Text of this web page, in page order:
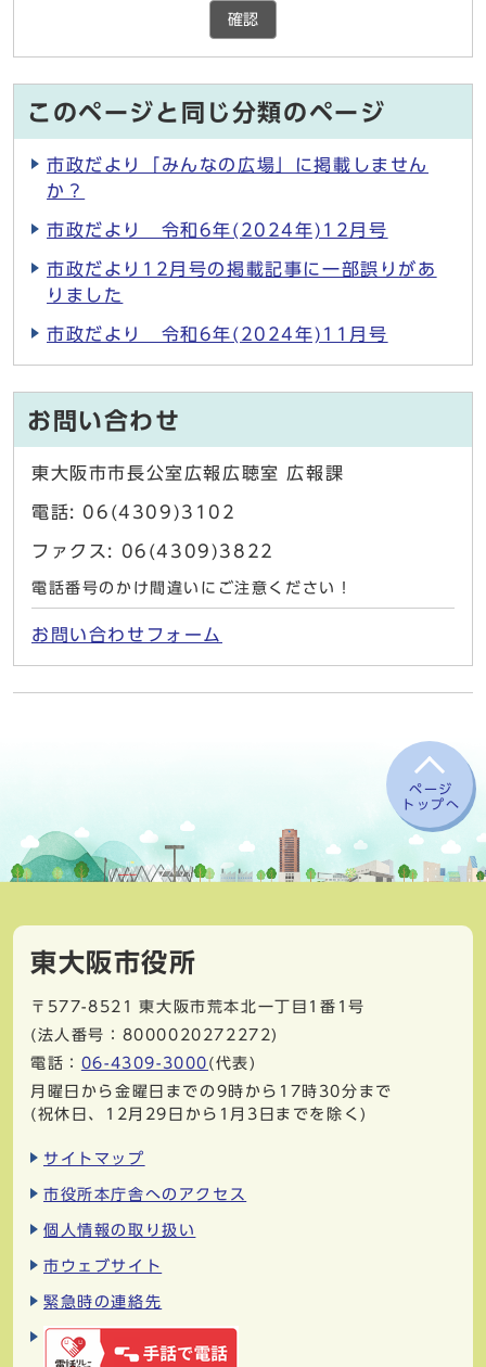
確認
このページと同じ分類のページ
市政だより「みんなの広場」に掲載しません
か？
市政だより 令和6年(2024年)12月号
市政だより12月号の掲載記事に一部誤りがあ
りました
市政だより 令和6年(2024年)11月号
お問い合わせ
東大阪市市長公室広報広聴室 広報課
電話: 06(4309)3102
ファクス: 06(4309)3822
電話番号のかけ間違いにご注意ください！
お問い合わせフォーム
ページ
トップへ
東大阪市役所
〒577-8521
東大阪市荒本北一丁目1番1号
(法人番号：8000020272272)
電話： 06-4309-3000 (代表)
月曜日から金曜日までの9時から17時30分まで
(祝休日、12月29日から1月3日までを除く)
サイトマップ
市役所本庁舎へのアクセス
個人情報の取り扱い
市ウェブサイト
緊急時の連絡先